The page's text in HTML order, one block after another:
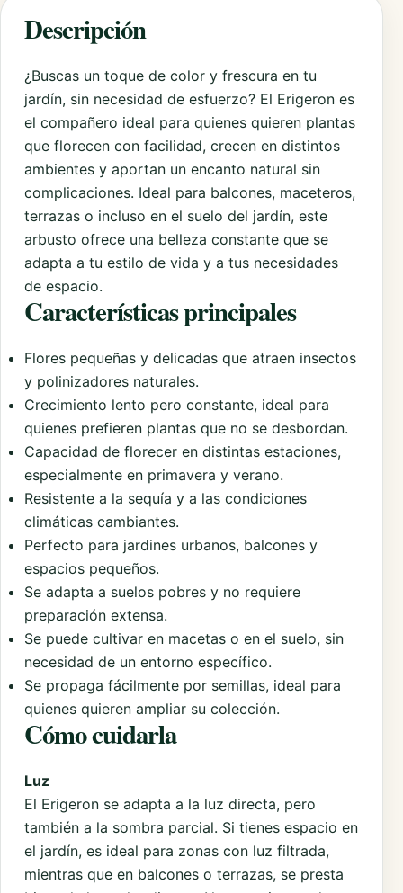
Descripción
¿Buscas un toque de color y frescura en tu
jardín, sin necesidad de esfuerzo? El Erigeron es
el compañero ideal para quienes quieren plantas
que florecen con facilidad, crecen en distintos
ambientes y aportan un encanto natural sin
complicaciones. Ideal para balcones, maceteros,
terrazas o incluso en el suelo del jardín, este
arbusto ofrece una belleza constante que se
adapta a tu estilo de vida y a tus necesidades
de espacio.
Características principales
Flores pequeñas y delicadas que atraen insectos
y polinizadores naturales.
Crecimiento lento pero constante, ideal para
quienes prefieren plantas que no se desbordan.
Capacidad de florecer en distintas estaciones,
especialmente en primavera y verano.
Resistente a la sequía y a las condiciones
climáticas cambiantes.
Perfecto para jardines urbanos, balcones y
espacios pequeños.
Se adapta a suelos pobres y no requiere
preparación extensa.
Se puede cultivar en macetas o en el suelo, sin
necesidad de un entorno específico.
Se propaga fácilmente por semillas, ideal para
quienes quieren ampliar su colección.
Cómo cuidarla
Luz
El Erigeron se adapta a la luz directa, pero
también a la sombra parcial. Si tienes espacio en
el jardín, es ideal para zonas con luz filtrada,
mientras que en balcones o terrazas, se presta